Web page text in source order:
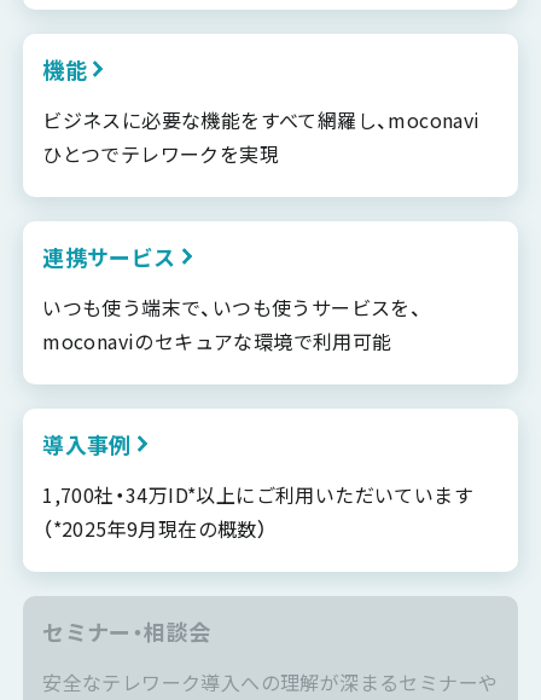
機能
ビジネスに必要な機能をすべて網羅し、moconavi
ひとつでテレワークを実現
連携サービス
いつも使う端末で、いつも使うサービスを、
moconaviのセキュアな環境で利用可能
導入事例
1,700社・34万ID*以上にご利用いただいています
（*2025年9月現在の概数）
セミナー・相談会
安全なテレワーク導入への理解が深まるセミナーや